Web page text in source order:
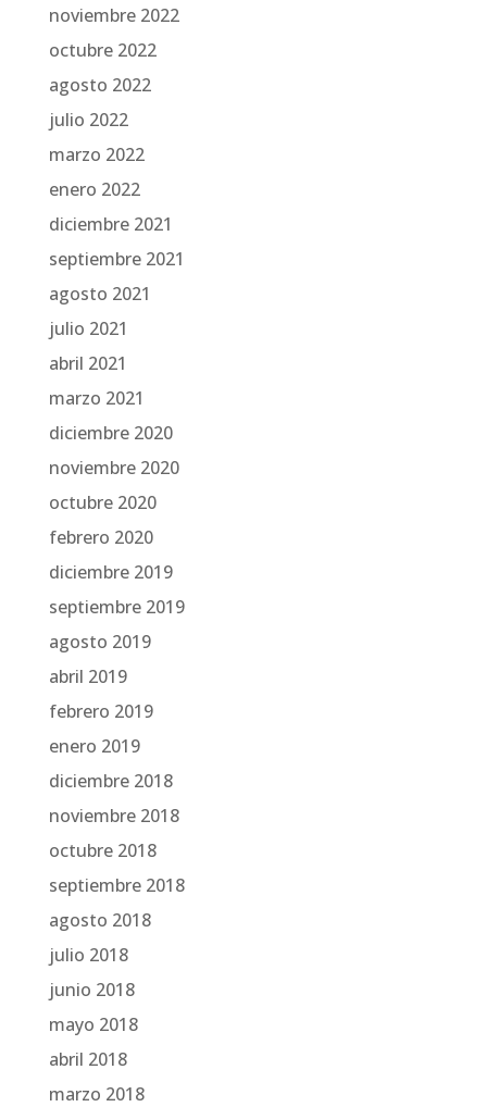
noviembre 2022
octubre 2022
agosto 2022
julio 2022
marzo 2022
enero 2022
diciembre 2021
septiembre 2021
agosto 2021
julio 2021
abril 2021
marzo 2021
diciembre 2020
noviembre 2020
octubre 2020
febrero 2020
diciembre 2019
septiembre 2019
agosto 2019
abril 2019
febrero 2019
enero 2019
diciembre 2018
noviembre 2018
octubre 2018
septiembre 2018
agosto 2018
julio 2018
junio 2018
mayo 2018
abril 2018
marzo 2018